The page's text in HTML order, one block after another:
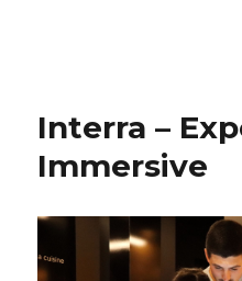
Interra –
Immersive